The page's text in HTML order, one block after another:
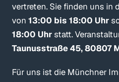
vertreten. Sie finden uns in
von13:00 bis 18:00 Uhr
18:00 Uhrstatt.
Taunusstraße 45, 80807
Für uns ist die Münchner